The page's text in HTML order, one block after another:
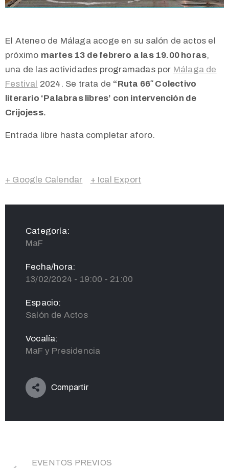
El Ateneo de Málaga acoge en su salón de actos el
próximo martes 13 de febrero a las 19.00 horas,
una de las actividades programadas por Málaga de
Festival 2024. Se trata de “Ruta 66″ Colectivo
literario ‘Palabras libres’ con intervención de
Crijojess.
Entrada libre hasta completar aforo.
+ Google Calendar + Ical Export
Categoría:
MaF
Fecha/hora:
13/02/2024 - 19:00 - 21:00
Espacio:
Salón de Actos
Vocalía:
MaF y Presidencia
Compartir
EVENTOS PREVIOS